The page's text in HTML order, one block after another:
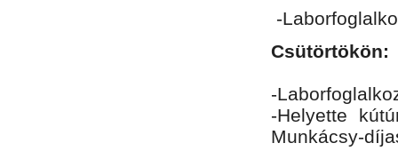
-
Csütörtökön:
-
-Helyette
Munkácsy-